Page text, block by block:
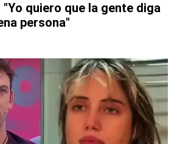
quiero que la gente diga
persona"